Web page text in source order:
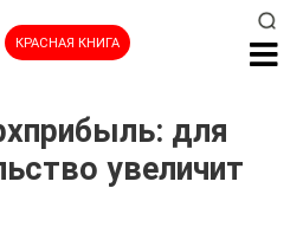
КРАСНАЯ КНИГА
для
увеличит